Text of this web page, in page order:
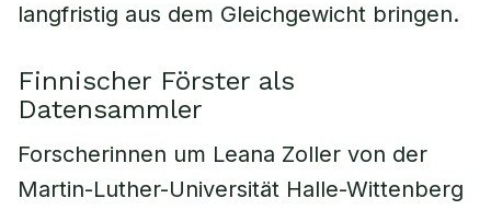
langfristig aus dem Gleichgewicht bringen.
Finnischer Förster als
Datensammler
Forscherinnen um Leana Zoller von der
Martin-Luther-Universität Halle-Wittenberg